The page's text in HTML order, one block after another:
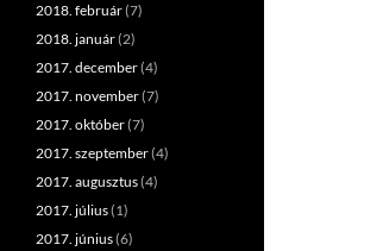
2018. február(7)
2018. január(2)
2017. december(4)
2017. november(7)
2017. október(7)
2017. szeptember(4)
2017. augusztus(4)
2017. július(1)
2017. június(6)